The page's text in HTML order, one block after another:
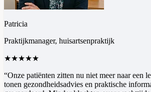
Patricia
Praktijkmanager, huisartsenpraktijk
★★★★★
“Onze patiënten zitten nu niet meer naar een
tonen gezondheidsadvies en praktische